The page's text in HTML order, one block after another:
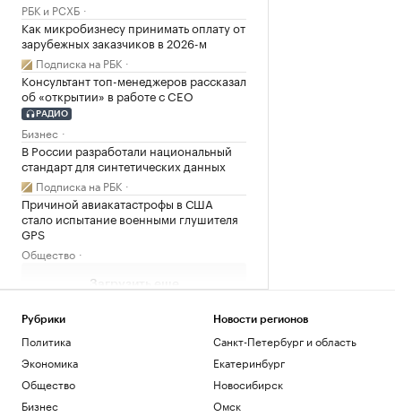
РБК и РСХБ
Как микробизнесу принимать оплату от
зарубежных заказчиков в 2026-м
Подписка на РБК
Консультант топ-менеджеров рассказал
об «открытии» в работе с CEO
РАДИО
Бизнес
В России разработали национальный
стандарт для синтетических данных
Подписка на РБК
Причиной авиакатастрофы в США
стало испытание военными глушителя
GPS
Общество
Загрузить еще
Рубрики
Политика
Экономика
Общество
Бизнес
Новости регионов
Санкт-Петербург и область
Екатеринбург
Новосибирск
Омск